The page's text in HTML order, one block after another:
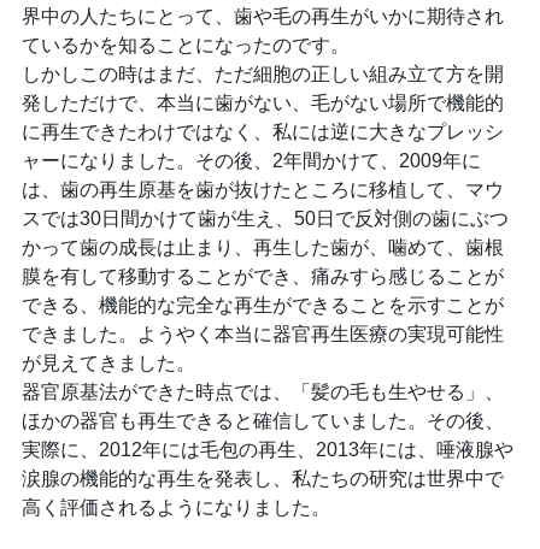
界中の人たちにとって、歯や毛の再生がいかに期待され
ているかを知ることになったのです。
しかしこの時はまだ、ただ細胞の正しい組み立て方を開
発しただけで、本当に歯がない、毛がない場所で機能的
に再生できたわけではなく、私には逆に大きなプレッシ
ャーになりました。その後、2年間かけて、2009年に
は、歯の再生原基を歯が抜けたところに移植して、マウ
スでは30日間かけて歯が生え、50日で反対側の歯にぶつ
かって歯の成長は止まり、再生した歯が、噛めて、歯根
膜を有して移動することができ、痛みすら感じることが
できる、機能的な完全な再生ができることを示すことが
できました。ようやく本当に器官再生医療の実現可能性
が見えてきました。
器官原基法ができた時点では、「髪の毛も生やせる」、
ほかの器官も再生できると確信していました。その後、
実際に、2012年には毛包の再生、2013年には、唾液腺や
涙腺の機能的な再生を発表し、私たちの研究は世界中で
高く評価されるようになりました。